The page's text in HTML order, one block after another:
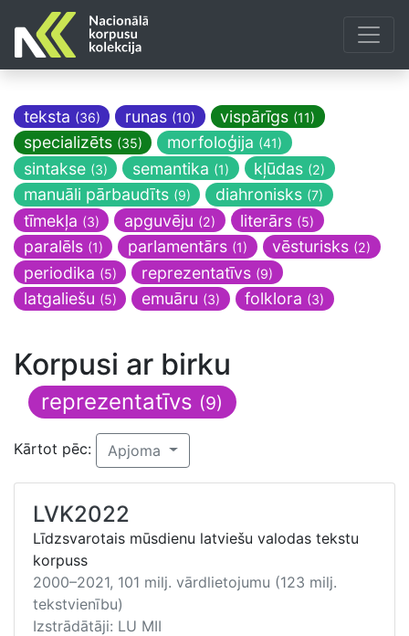
teksta (36) runas (10) vispārīgs (11)
specializēts (35) morfoloģija (41)
sintakse (3) semantika (1) kļūdas (2)
manuāli pārbaudīts (9) diahronisks (7)
tīmekļa (3) apguvēju (2) literārs (5)
paralēls (1) parlamentārs (1) vēsturisks (2)
periodika (5) reprezentatīvs (9)
latgaliešu (5) emuāru (3) folklora (3)
Korpusi ar birku
reprezentatīvs (9)
Kārtot pēc: Apjoma
LVK2022
Līdzsvarotais mūsdienu latviešu valodas tekstu
korpuss
2000–2021, 101 milj. vārdlietojumu (123 milj.
tekstvienību)
Izstrādātāji: LU MII